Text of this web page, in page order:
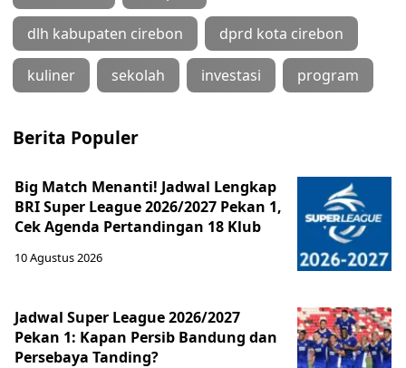
dlh kabupaten cirebon dprd kota cirebon
kuliner sekolah investasi program
Berita Populer
Big Match Menanti! Jadwal Lengkap
BRI Super League 2026/2027 Pekan 1,
Cek Agenda Pertandingan 18 Klub
10 Agustus 2026
Jadwal Super League 2026/2027
Pekan 1: Kapan Persib Bandung dan
Persebaya Tanding?